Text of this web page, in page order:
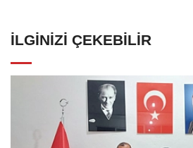
İLGINIZI ÇEKEBILIR